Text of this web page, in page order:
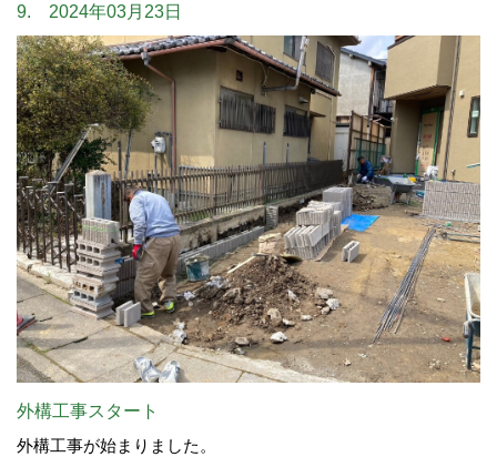
9. 2024年03月23日
外構工事スタート
外構工事が始まりました。